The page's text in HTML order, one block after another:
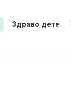
Здраво дете